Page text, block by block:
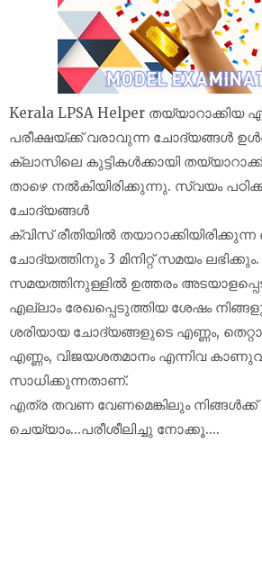
Kerala LPSA Helper
പരീക്ഷയ്‌ക്ക് വരാവുന്ന ചോദ്യങ്ങൾ
ക്ലാസിലെ കുട്ടികൾക്കായി
താഴെ നൽകിയിരിക്കുന്നു. സ്വയം
ചോദ്യങ്ങൾ
ക്വിസ് രീതിയിൽ
ചോദ്യത്തിനും 3 മിനിറ്റ് സമയം
സമയത്തിനുള്ളിൽ ഉത്തരം
എല്ലാം രേഖപ്പെടുത്തിയ ശേഷം
ശരിയായ ചോദ്യങ്ങളുടെ എണ്ണം,
എണ്ണം, വിജയശതമാനം എന്നിവ
സാധിക്കുന്നതാണ്.
എത്ര തവണ വേണമെങ്കിലും
ചെയ്യാം...പരീശീലിച്ചു നോക്കൂ....